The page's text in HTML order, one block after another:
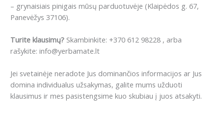
– grynaisiais pinigais mūsų parduotuvėje (Klaipėdos g. 67,
Panevėžys 37106).
Turite klausimų? Skambinkite: +370 612 98228 , arba
rašykite: info@yerbamate.lt
Jei svetainėje neradote Jus dominančios informacijos ar Jus
domina individualus užsakymas, galite mums užduoti
klausimus ir mes pasistengsime kuo skubiau į juos atsakyti.